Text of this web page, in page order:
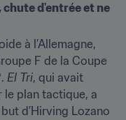
d'entrée et ne
à l’Allemagne,
F de la Coupe
El Tri, qui avait
le plan tactique, a
d’Hirving Lozano